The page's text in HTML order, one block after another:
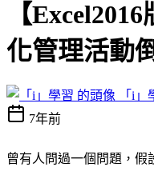
【
化管理活動
「i」
7年前
曾有人問過一個問題，假